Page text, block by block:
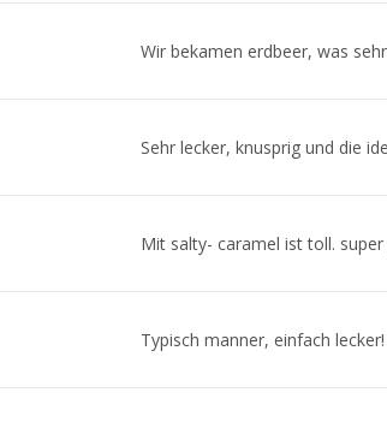
Wir bekamen erdbeer, was
Sehr lecker, knusprig und die
Mit salty- caramel ist toll.
Typisch manner, einfach lecker!